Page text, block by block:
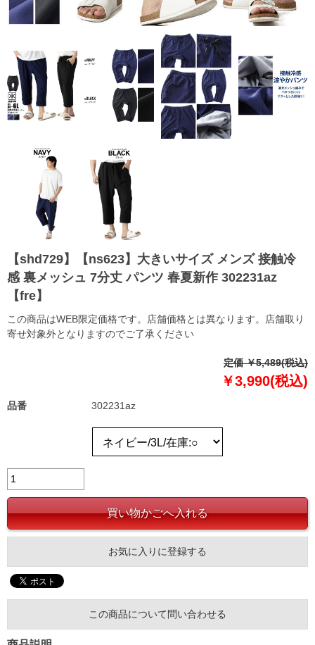
【shd729】【ns623】大きいサイズ メンズ 接触冷
感 裏メッシュ 7分丈 パンツ 春夏新作 302231az
【fre】
この商品はWEB限定価格です。店舗価格とは異なります。店舗取り
寄せ対象外となりますのでご了承ください
定価 ￥5,489(税込)
￥3,990(税込)
品番 302231az
お気に入りに登録する
この商品について問い合わせる